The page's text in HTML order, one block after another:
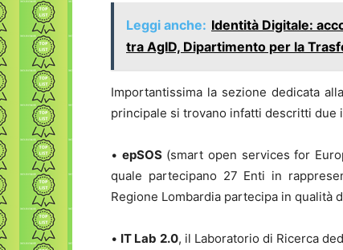
Leggi anche: Identità Digitale:
tra AgID, Dipartimento per la
Importantissima la sezione dedicata
principale si trovano infatti descritti
• epSOS(smart open services for
quale partecipano 27 Enti in
Regione Lombardia partecipa in qualità
• IT Lab 2.0, il Laboratorio di Ricerca